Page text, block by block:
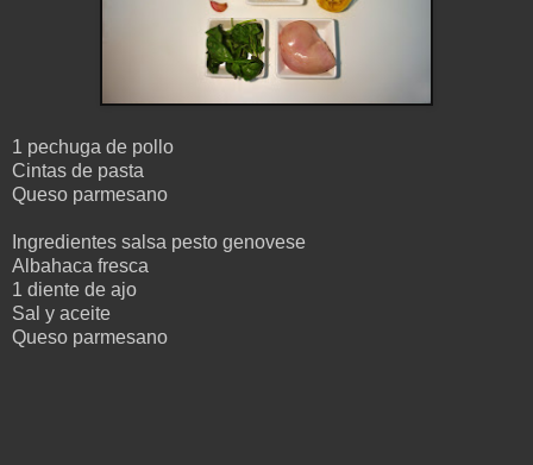
1 pechuga de pollo
Cintas de pasta
Queso parmesano
Ingredientes salsa pesto genovese
Albahaca fresca
1 diente de ajo
Sal y aceite
Queso parmesano